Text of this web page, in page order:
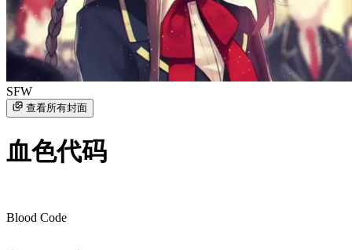
SFW
查看所有封面
血色代码
Blood Code